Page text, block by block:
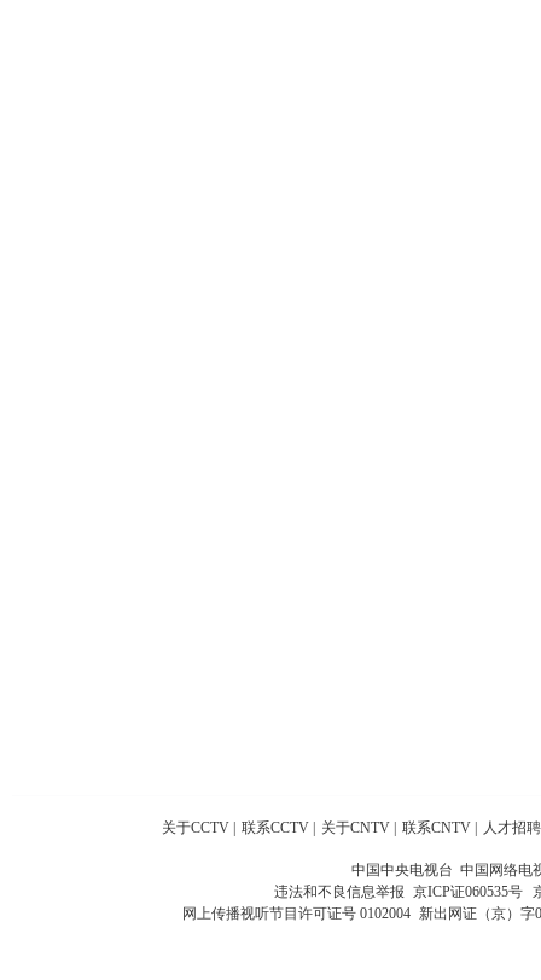
关于CCTV 联系CCTV 关于CNTV 联系CNTV 人才招聘
中国中央电视台 中国网络电
违法和不良信息举报 京ICP证060535号
网上传播视听节目许可证号 0102004 新出网证（京）